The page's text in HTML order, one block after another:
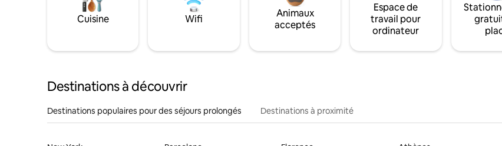
Cuisine Wifi
Animaux
acceptés
Espace de
travail pour
ordinateur
Destinations à découvrir
Destinations populaires pour des séjours prolongés Destinations à proximité